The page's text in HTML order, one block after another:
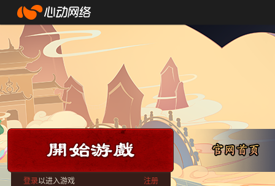
登录以进入游戏 注册